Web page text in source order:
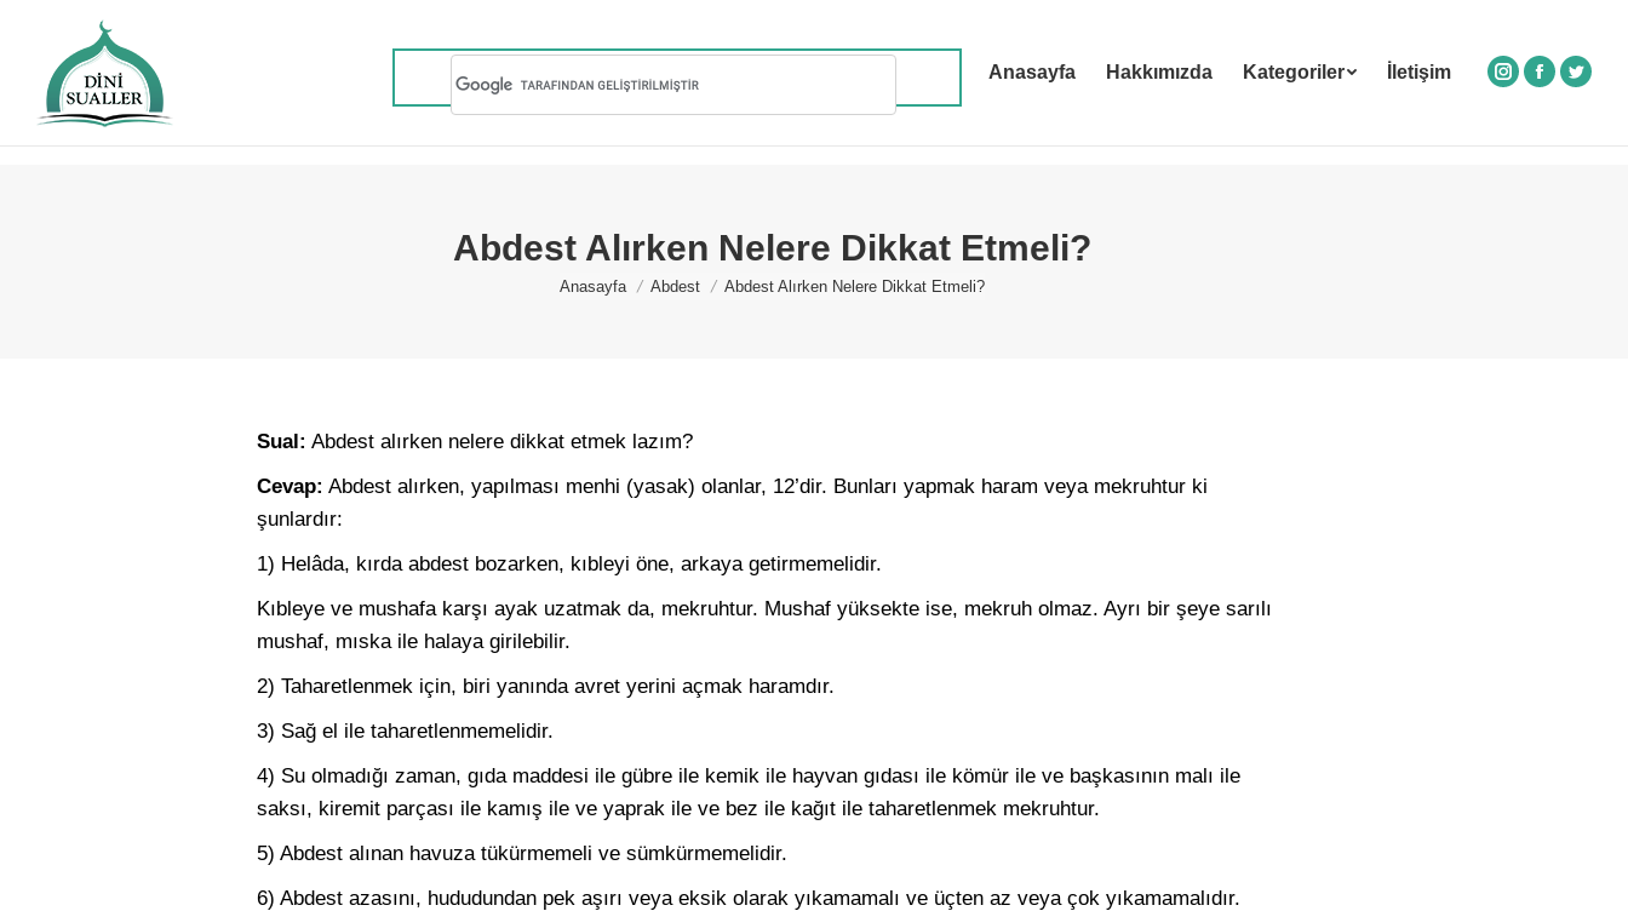
Anasayfa Hakkımızda Kategoriler İletişim
Instagram
Facebook
Abdest Alırken Nelere Dikkat Etmeli?
You are here:
Anasayfa Abdest Abdest Alırken Nelere Dikkat Etmeli?
Sual: Abdest alırken nelere dikkat etmek lazım?
Cevap: Abdest alırken, yapılması menhi (yasak) olanlar, 12’dir. Bunları yapmak haram veya mekruhtur ki
şunlardır:
1) Helâda, kırda abdest bozarken, kıbleyi öne, arkaya getirmemelidir.
Kıbleye ve mushafa karşı ayak uzatmak da, mekruhtur. Mushaf yüksekte ise, mekruh olmaz. Ayrı bir şeye sarılı
mushaf, mıska ile halaya girilebilir.
2) Taharetlenmek için, biri yanında avret yerini açmak haramdır.
3) Sağ el ile taharetlenmemelidir.
4) Su olmadığı zaman, gıda maddesi ile gübre ile kemik ile hayvan gıdası ile kömür ile ve başkasının malı ile
saksı, kiremit parçası ile kamış ile ve yaprak ile ve bez ile kağıt ile taharetlenmek mekruhtur.
5) Abdest alınan havuza tükürmemeli ve sümkürmemelidir.
6) Abdest azasını, hududundan pek aşırı veya eksik olarak yıkamamalı ve üçten az veya çok yıkamamalıdır.